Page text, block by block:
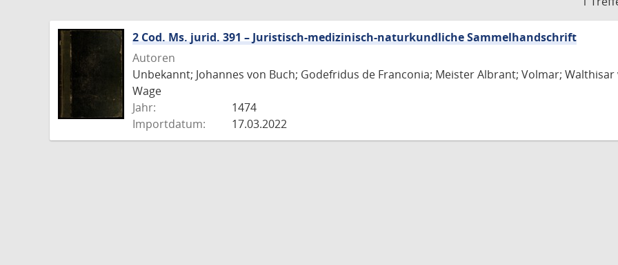
2 Cod. Ms. jurid. 391 – Juristisch-medizinisch-naturkundliche Sammelhandschrift
Autoren
Unbekannt; Johannes von Buch; Godefridus de Franconia; Meister Albrant; Volmar;
Wage
Jahr:
1474
Importdatum:
17.03.2022